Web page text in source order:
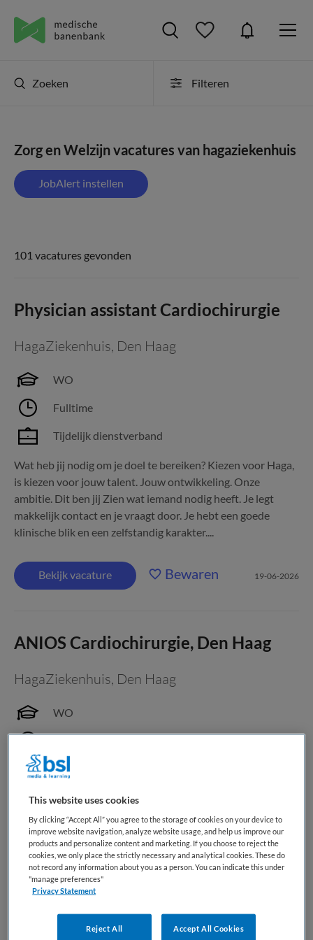
Zoeken Filteren
Zorg en Welzijn vacatures van hagaziekenhuis
JobAlert instellen
101 vacatures gevonden
Physician assistant Cardiochirurgie
HagaZiekenhuis, Den Haag
WO
Fulltime
Tijdelijk dienstverband
Wat heb jij nodig om je doel te bereiken? Kiezen voor Haga,
is kiezen voor jouw talent. Jouw ontwikkeling. Onze
ambitie. Dit ben jij Zien wat iemand nodig heeft. Je legt
makkelijk contact en je vraagt door. Je hebt een goede
klinische blik en een zelfstandig karakter....
Bekijk vacature Bewaren 19-06-2026
ANIOS Cardiochirurgie, Den Haag
HagaZiekenhuis, Den Haag
WO
Tijdelijk dienstverband
Waar klopt jouw hart sneller van? Bij ons ambitieuze
Hartcentrum bouw jij de sterkste basis voor jouw carrière.
Dit ben jij Autonoom, eerlijk en oprecht betrokken. Jij hebt
de grote wens om verschil te maken in het leven van onze
cardiochirurgische patiënten. En...
This website uses cookies
By clicking “Accept All” you agree to the storage of cookies on your device to
improve website navigation, analyze website usage, and help us improve our
products and personalize content and marketing. If you choose to reject the
cookies, we only place the strictly necessary and analytical cookies. These do
not record any information about you as a person. You can indicate this under
"manage preferences"
Privacy Statement
Reject All Accept All Cookies